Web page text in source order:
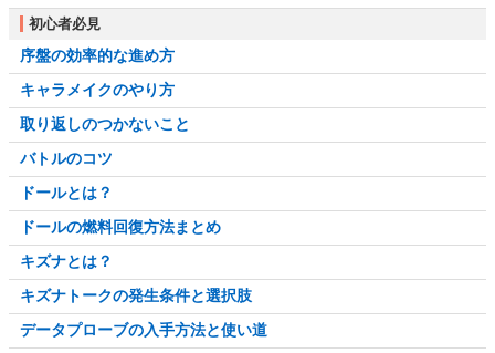
初心者必見
序盤の効率的な進め方
キャラメイクのやり方
取り返しのつかないこと
バトルのコツ
ドールとは？
ドールの燃料回復方法まとめ
キズナとは？
キズナトークの発生条件と選択肢
データプローブの入手方法と使い道